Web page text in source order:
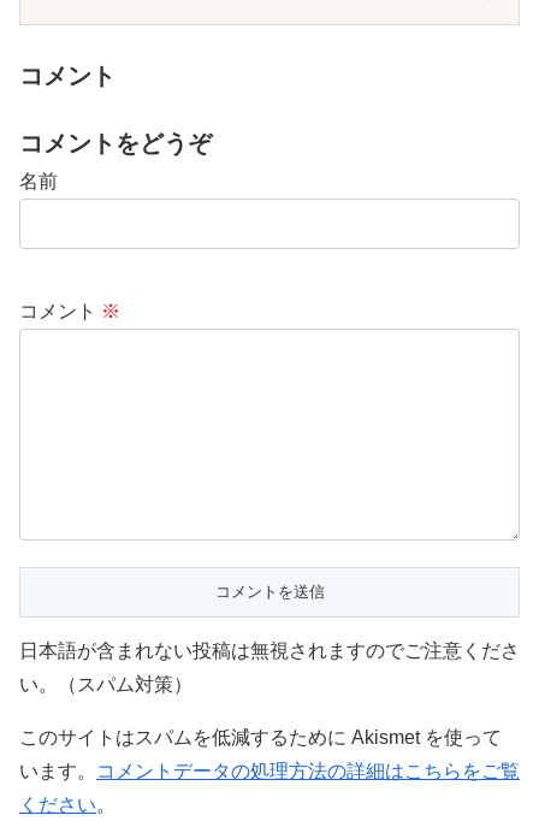
コメント
コメントをどうぞ
名前
コメント ※
日本語が含まれない投稿は無視されますのでご注意くださ
い。（スパム対策）
このサイトはスパムを低減するために Akismet を使って
います。
コメントデータの処理方法の詳細はこちらをご覧
ください。